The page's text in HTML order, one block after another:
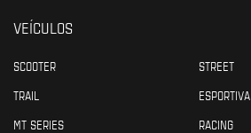
VEÍCULOS
SCOOTER
STREET
TRAIL
ESPORTIVA
MT SERIES
RACING